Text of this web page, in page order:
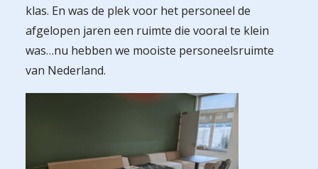
klas. En was de plek voor het personeel de
afgelopen jaren een ruimte die vooral te klein
was…nu hebben we mooiste personeelsruimte
van Nederland.